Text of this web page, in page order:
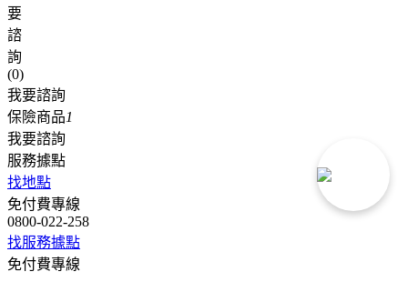
要
諮
詢
(0)
我要諮詢
保險商品1
我要諮詢
服務據點
找地點
免付費專線
0800-022-258
找服務據點
免付費專線